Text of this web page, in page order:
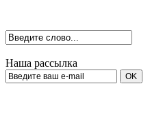
Наша рассылка